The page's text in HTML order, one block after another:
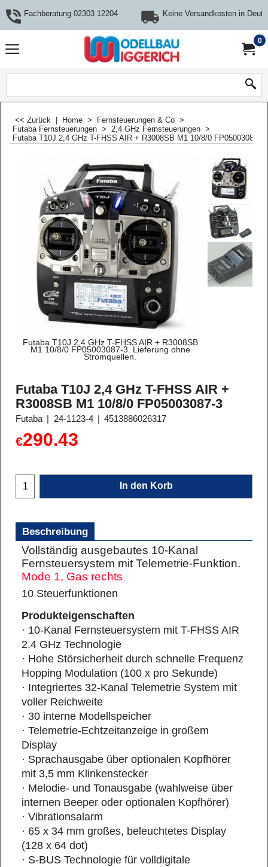
Fachberatung 02303 12204 Keine Versandkosten in
0
<< Zurück Home > Fernsteuerungen & Co >
Futaba Fernsteuerungen > 2,4 GHz Fernsteuerungen >
Futaba T10J 2,4 GHz T-FHSS AIR + R3008SB M1 10/8/0 FP05003087-3
Futaba T10J 2,4 GHz T-FHSS AIR + R3008SB
M1 10/8/0 FP05003087-3. Lieferung ohne
Stromquellen.
Futaba T10J 2,4 GHz T-FHSS AIR +
R3008SB M1 10/8/0 FP05003087-3
Futaba 24-1123-4 4513886026317
€290.43
In den Korb
Beschreibung
Vollständig ausgebautes 10-Kanal
Fernsteuersystem mit Telemetrie-Funktion.
Mode 1, Gas rechts
10 Steuerfunktionen
Produkteigenschaften
· 10-Kanal Fernsteuersystem mit T-FHSS AIR
2.4 GHz Technologie
· Hohe Störsicherheit durch schnelle Frequenz
Hopping Modulation (100 x pro Sekunde)
· Integriertes 32-Kanal Telemetrie System mit
voller Reichweite
· 30 interne Modellspeicher
· Telemetrie-Echtzeitanzeige in großem
Display
· Sprachausgabe über optionalen Kopfhörer
mit 3,5 mm Klinkenstecker
· Melodie- und Tonausgabe (wahlweise über
internen Beeper oder optionalen Kopfhörer)
· Vibrationsalarm
· 65 x 34 mm großes, beleuchtetes Display
(128 x 64 dot)
· S-BUS Technologie für volldigitale